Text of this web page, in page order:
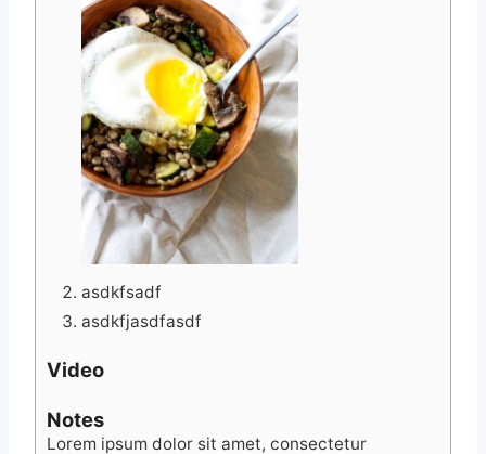
asdkfsadf
asdkfjasdfasdf
Video
Notes
Lorem ipsum dolor sit amet, consectetur